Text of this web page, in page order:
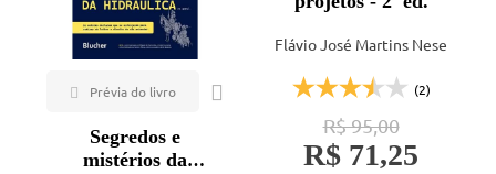
Segredos e
mistérios da
Flávio José Martins Nese
(2)
R$ 95,00
R$ 71,25